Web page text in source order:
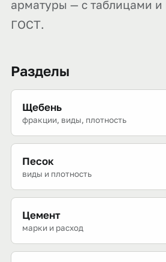
арматуры — с таблицами и
ГОСТ.
Разделы
Щебень
фракции, виды, плотность
Песок
виды и плотность
Цемент
марки и расход